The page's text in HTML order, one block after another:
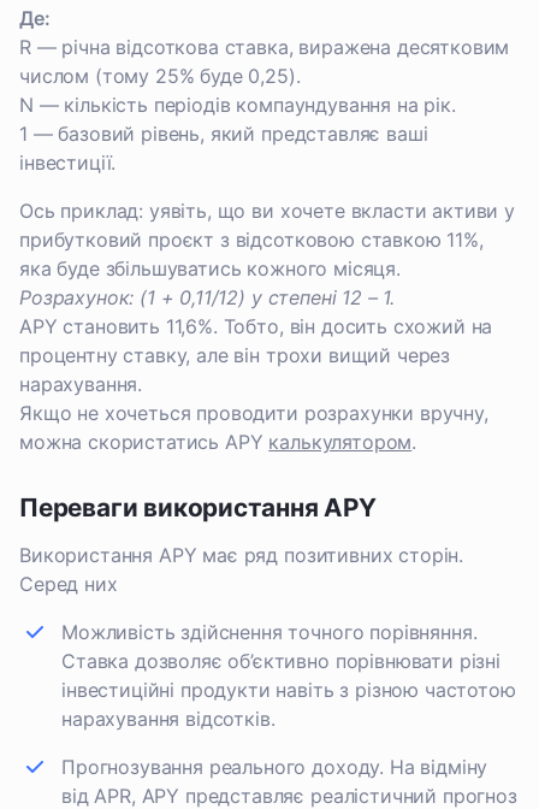
Де:
R — річна відсоткова ставка, виражена десятковим
числом (тому 25% буде 0,25).
N — кількість періодів компаундування на рік.
1 — базовий рівень, який представляє ваші
інвестиції.
Ось приклад: уявіть, що ви хочете вкласти активи у
прибутковий проєкт з відсотковою ставкою 11%,
яка буде збільшуватись кожного місяця.
Розрахунок: (1 + 0,11/12) у степені 12 – 1.
APY становить 11,6%. Тобто, він досить схожий на
процентну ставку, але він трохи вищий через
нарахування.
Якщо не хочеться проводити розрахунки вручну,
можна скористатись APY калькулятором.
Переваги використання APY
Використання APY має ряд позитивних сторін.
Серед них
Можливість здійснення точного порівняння.
Ставка дозволяє об’єктивно порівнювати різні
інвестиційні продукти навіть з різною частотою
нарахування відсотків.
Прогнозування реального доходу. На відміну
від APR, APY представляє реалістичний прогноз